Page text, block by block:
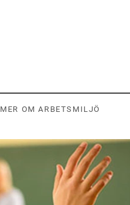
MER OM ARBETSMILJÖ